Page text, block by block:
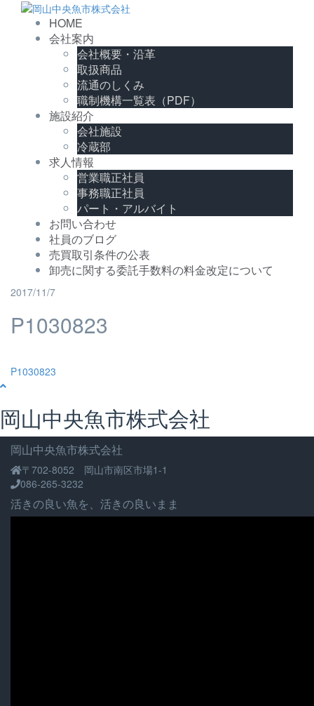
HOME
会社案内
会社概要・沿革
取扱商品
流通のしくみ
職制機構一覧表（PDF）
施設紹介
会社施設
冷蔵部
求人情報
営業職正社員
事務職正社員
パート・アルバイト
お問い合わせ
社員のブログ
売買取引条件の公表
卸売に関する委託手数料の料金改定について
2017/11/7
P1030823
投
ナ
ビ
ゲ
ー
シ
ョ
ン
P1030823
岡山中央魚市株式会社
岡山中央魚市株式会社
〒702-8052 岡山市南区市場1-1
086-265-3232
活きの良い魚を、活きの良いまま